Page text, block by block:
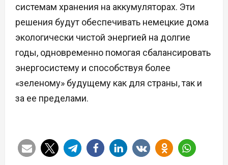
системам хранения на аккумуляторах. Эти
решения будут обеспечивать немецкие дома
экологически чистой энергией на долгие
годы, одновременно помогая сбалансировать
энергосистему и способствуя более
«зеленому» будущему как для страны, так и
за ее пределами.